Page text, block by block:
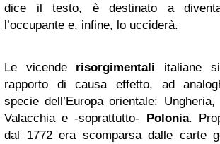
dice il testo, è destinato a
l’occupante e, infine, lo ucciderà.
Le vicende risorgimentali italiane
rapporto di causa effetto, ad
specie dell’Europa orientale:
Valacchia e -soprattutto- Polonia.
dal 1772 era scomparsa dalle carte